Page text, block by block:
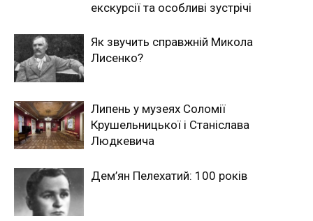
екскурсії та особливі зустрічі
Як звучить справжній Микола
Лисенко?
Липень у музеях Соломії
Крушельницької і Станіслава
Людкевича
Дем’ян Пелехатий: 100 років